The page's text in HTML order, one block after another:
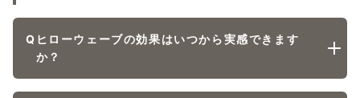
Q ヒローウェーブの効果はいつから実感できます
か？